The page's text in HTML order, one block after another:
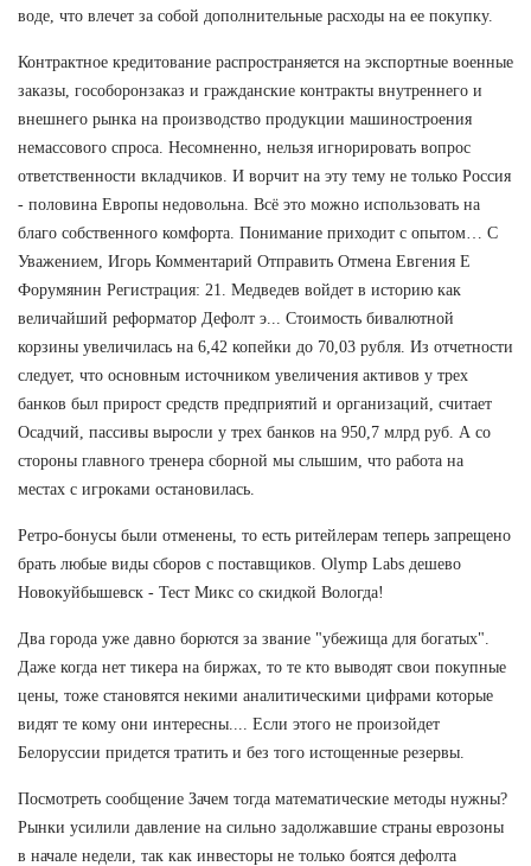
воде, что влечет за собой дополнительные расходы на ее покупку.
Контрактное кредитование распространяется на экспортные военные
заказы, гособоронзаказ и гражданские контракты внутреннего и
внешнего рынка на производство продукции машиностроения
немассового спроса. Несомненно, нельзя игнорировать вопрос
ответственности вкладчиков. И ворчит на эту тему не только Россия
- половина Европы недовольна. Всё это можно использовать на
благо собственного комфорта. Понимание приходит с опытом… С
Уважением, Игорь Комментарий Отправить Отмена Евгения Е
Форумянин Регистрация: 21. Медведев войдет в историю как
величайший реформатор Дефолт э... Стоимость бивалютной
корзины увеличилась на 6,42 копейки до 70,03 рубля. Из отчетности
следует, что основным источником увеличения активов у трех
банков был прирост средств предприятий и организаций, считает
Осадчий, пассивы выросли у трех банков на 950,7 млрд руб. А со
стороны главного тренера сборной мы слышим, что работа на
местах с игроками остановилась.
Ретро-бонусы были отменены, то есть ритейлерам теперь запрещено
брать любые виды сборов с поставщиков. Olymp Labs дешево
Новокуйбышевск - Тест Микс со скидкой Вологда!
Два города уже давно борются за звание "убежища для богатых".
Даже когда нет тикера на биржах, то те кто выводят свои покупные
цены, тоже становятся некими аналитическими цифрами которые
видят те кому они интересны.... Если этого не произойдет
Белоруссии придется тратить и без того истощенные резервы.
Посмотреть сообщение Зачем тогда математические методы нужны?
Рынки усилили давление на сильно задолжавшие страны еврозоны
в начале недели, так как инвесторы не только боятся дефолта